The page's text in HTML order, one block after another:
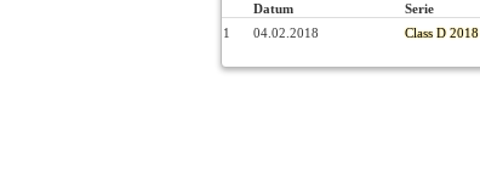
Datum Serie
1
04.02.2018 Class D 2018